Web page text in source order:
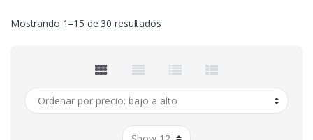
Mostrando 1–15 de 30 resultadosOrdenado
bajo
a
alto